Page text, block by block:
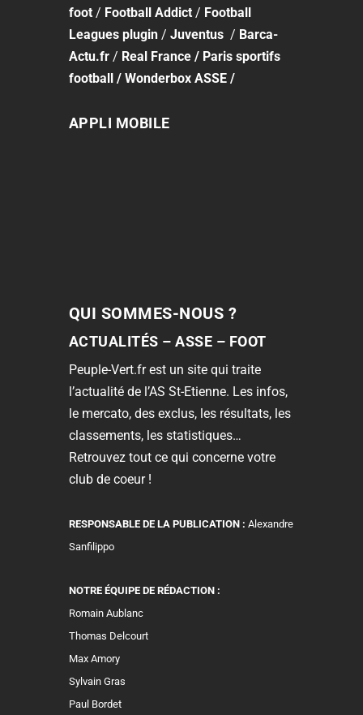
foot/ Football Addict/ Football
Leagues plugin/ Juventus / Barca-
Actu.fr/ Real France / Paris sportifs
football/ Wonderbox ASSE/
APPLI MOBILE
QUI SOMMES-NOUS ?
ACTUALITÉS – ASSE – FOOT
Peuple-Vert.fr est un site qui traite
l’actualité de l’AS St-Etienne. Les infos,
le mercato, des exclus, les résultats, les
classements, les statistiques…
Retrouvez tout ce qui concerne votre
club de coeur !
RESPONSABLE DE LA PUBLICATION : Alexandre
Sanfilippo
NOTRE ÉQUIPE DE RÉDACTION :
Romain Aublanc
Thomas Delcourt
Max Amory
Sylvain Gras
Paul Bordet